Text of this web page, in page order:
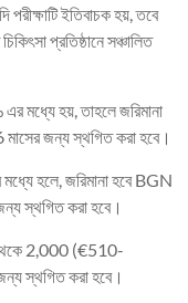
ইতিবাচক হয়, তবে
প্রতিষ্ঠানে সঞ্চালিত
মধ্যে হয়, তাহলে জরিমানা
জন্য স্থগিত করা হবে।
হলে, জরিমানা হবে BGN
স্থগিত করা হবে।
থেকে 2,000 (€510-
স্থগিত করা হবে।